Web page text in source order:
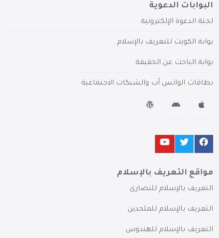
البوابات الدعوية
لجنة الدعوة الإلكترونية
بوابة الكويت للتعريف بالإسلام
بوابة الباحث عن الحقيقة
بطاقات الواتس آب والشبكات الاجتماعية
مواقع التعريف بالإسلام
التعريف بالإسلام للنصارى
التعريف بالإسلام للملحدين
التعريف بالإسلام للهندوس